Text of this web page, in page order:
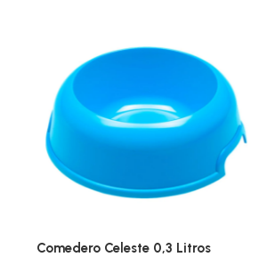
Plato Alto Para Cocker